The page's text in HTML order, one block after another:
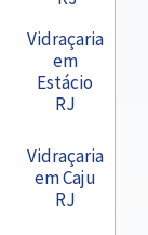
Vidraçaria
em
Estácio
RJ
Vidraçaria
em Caju
RJ